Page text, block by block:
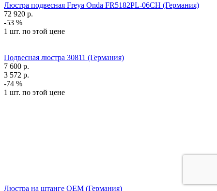
Люстра подвесная Freya Onda FR5182PL-06CH (Германия)
72 920 р.
-53 %
1 шт. по этой цене
Подвесная люстра 30811 (Германия)
7 600 р.
3 572 р.
-74 %
1 шт. по этой цене
Люстра на штанге OEM (Германия)